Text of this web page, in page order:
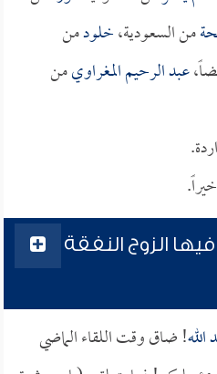
من السعودية،خلودمن
عبد الرحيم المغراويمن
الزوج النفقة
! ضاق وقت اللقاء الماضي